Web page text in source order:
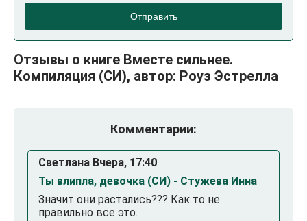
Отправить
Отзывы о книге Вместе сильнее.
Компиляция (СИ), автор: Роуз Эстрелла
Комментарии:
Светлана Вчера, 17:40
Ты влипла, девочка (СИ) - Стужева Инна
Значит они растались??? Как то не
правильно все это.